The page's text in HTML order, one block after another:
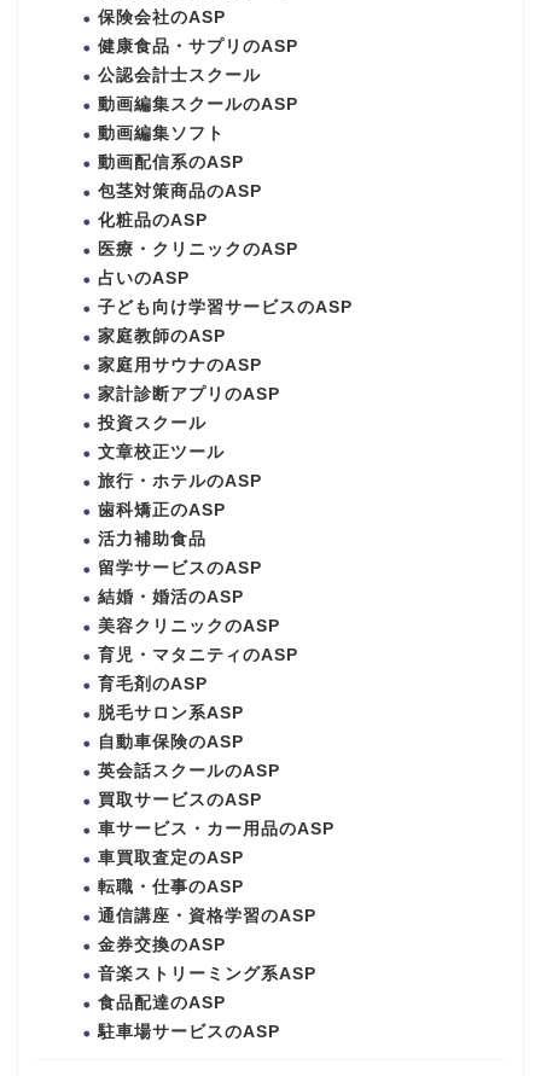
保険会社のASP
健康食品・サプリのASP
公認会計士スクール
動画編集スクールのASP
動画編集ソフト
動画配信系のASP
包茎対策商品のASP
化粧品のASP
医療・クリニックのASP
占いのASP
子ども向け学習サービスのASP
家庭教師のASP
家庭用サウナのASP
家計診断アプリのASP
投資スクール
文章校正ツール
旅行・ホテルのASP
歯科矯正のASP
活力補助食品
留学サービスのASP
結婚・婚活のASP
美容クリニックのASP
育児・マタニティのASP
育毛剤のASP
脱毛サロン系ASP
自動車保険のASP
英会話スクールのASP
買取サービスのASP
車サービス・カー用品のASP
車買取査定のASP
転職・仕事のASP
通信講座・資格学習のASP
金券交換のASP
音楽ストリーミング系ASP
食品配達のASP
駐車場サービスのASP